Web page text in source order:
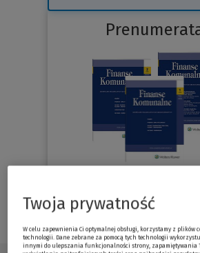
Sprawdź
Twoja prywatność
W celu zapewnienia Ci optymalnej obsługi, korzystamy z plików
technologii. Dane zebrane za pomocą tych technologii
innymi do ulepszania funkcjonalności strony, zapamiętywania